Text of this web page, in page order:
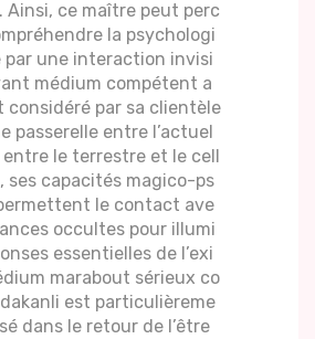
Ainsi, ce maître peut perc
la psychologi
par une interaction invisi
médium compétent a
considéré par sa clientèle
passerelle entre l’actuel
entre le terrestre et le cell
ses capacités magico-ps
le contact ave
occultes pour illumi
essentielles de l’exi
marabout sérieux co
est particulièreme
dans le retour de l’être